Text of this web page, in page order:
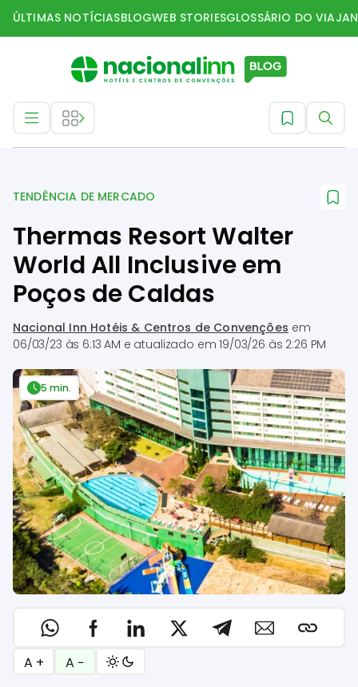
ÚLTIMAS NOTÍCIASBLOGWEB STORIESGLOSSÁRIO DO
Tendência de mercado
TENDÊNCIA DE MERCADO
Thermas Resort Walter
World All Inclusive em
Poços de Caldas
Nacional Inn Hotéis & Centros de Convenções em
06/03/23 às 6:13 AM e atualizado em19/03/26 às 2:26 PM
5 min.
A + A −